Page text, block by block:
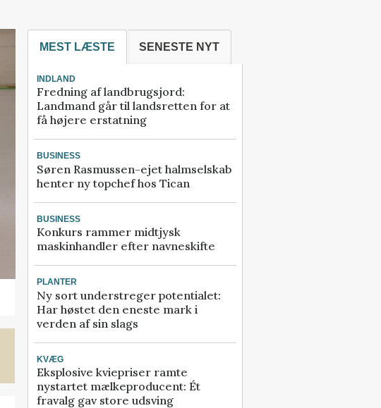
MEST LÆSTE SENESTE NYT
INDLAND
Fredning af landbrugsjord:
Landmand går til landsretten for at
få højere erstatning
BUSINESS
Søren Rasmussen-ejet halmselskab
henter ny topchef hos Tican
BUSINESS
Konkurs rammer midtjysk
maskinhandler efter navneskifte
PLANTER
Ny sort understreger potentialet:
Har høstet den eneste mark i
verden af sin slags
KVÆG
Eksplosive kviepriser ramte
nystartet mælkeproducent: Ét
fravalg gav store udsving